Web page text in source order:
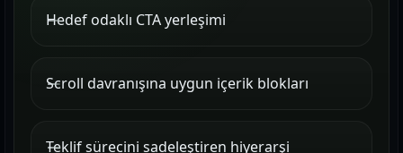
Hedef odaklı CTA yerleşimi
Scroll davranışına uygun içerik blokları
Teklif sürecini sadeleştiren hiyerarşi